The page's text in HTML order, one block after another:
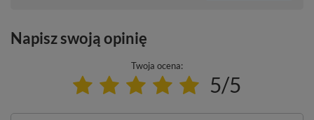
Napisz swoją opinię
Twoja ocena:
5/5